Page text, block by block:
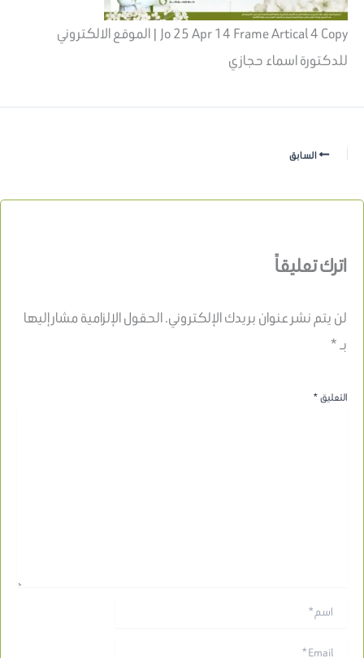
Jo 25 Apr 14 Frame Artical 4 Copy | الموقع الالكتروني
للدكتورة اسماء حجازي
السابق
اترك تعليقاً
لن يتم نشر عنوان بريدك الإلكتروني.الحقول الإلزامية مشار إليها
بـ*
التعليق*